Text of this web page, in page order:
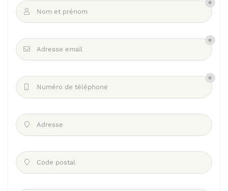
 Nom et prénom
 Adresse email
Numéro de téléphone
 Adresse
 Code postal